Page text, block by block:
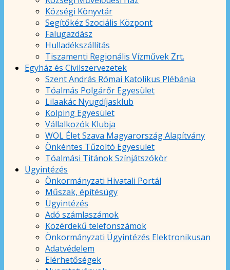
Községi Könyvtár
Segítőkéz Szociális Központ
Falugazdász
Hulladékszállítás
Tiszamenti Regionális Vízművek Zrt.
Egyház és Civilszervezetek
Szent András Római Katolikus Plébánia
Tóalmás Polgárőr Egyesület
Lilaakác Nyugdíjasklub
Kolping Egyesület
Vállalkozók Klubja
WOL Élet Szava Magyarország Alapítvány
Önkéntes Tűzoltó Egyesület
Tóalmási Titánok Színjátszókör
Ügyintézés
Önkormányzati Hivatali Portál
Műszak, építésügy
Ügyintézés
Adó számlaszámok
Közérdekű telefonszámok
Önkormányzati Ügyintézés Elektronikusan
Adatvédelem
Elérhetőségek